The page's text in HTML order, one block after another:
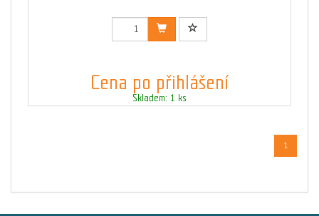
Cena po přihlášení
Skladem: 1 ks
1